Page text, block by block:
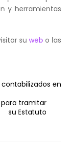
y herramientas
suweb o las
en
tramitar
su Estatuto